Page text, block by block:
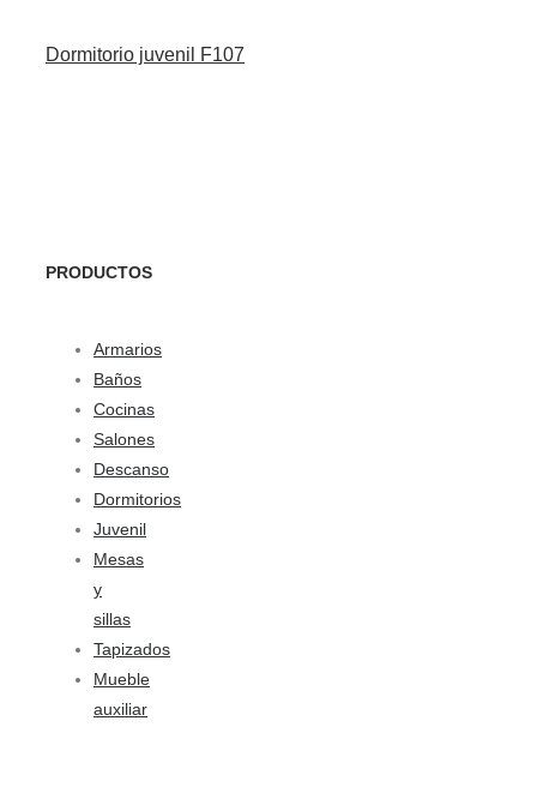
Dormitorio juvenil F107
PRODUCTOS
Armarios
Baños
Cocinas
Salones
Descanso
Dormitorios
Juvenil
Mesas
y
sillas
Tapizados
Mueble
auxiliar